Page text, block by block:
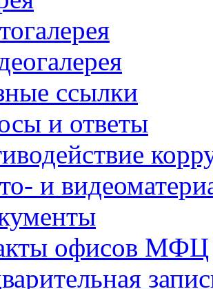
ссылки
и ответы
и
офисов МФЦ